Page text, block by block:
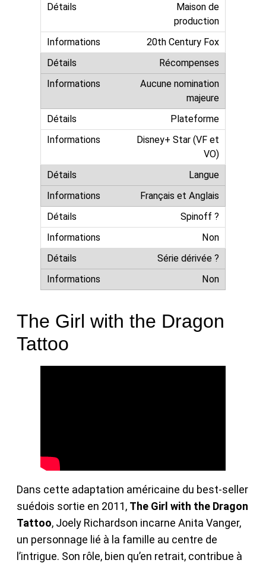
Maison de
production
20th Century Fox
Récompenses
Aucune nomination
majeure
Plateforme
Disney+ Star (VF et
VO)
Langue
Français et Anglais
Spinoff ?
Non
Série dérivée ?
Non
The Girl with the Dragon
Tattoo
Dans cette adaptation américaine du best-seller
suédois sortie en 2011, The Girl with the Dragon
Tattoo, Joely Richardson incarne Anita Vanger,
un personnage lié à la famille au centre de
l’intrigue. Son rôle, bien qu’en retrait, contribue à